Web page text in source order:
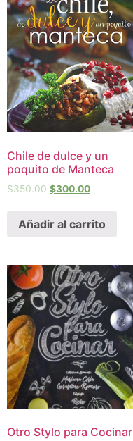
Chile de dulce y un
poquito de Manteca
$350.00 $300.00
Añadir al carrito
Otro Stylo para Cocinar